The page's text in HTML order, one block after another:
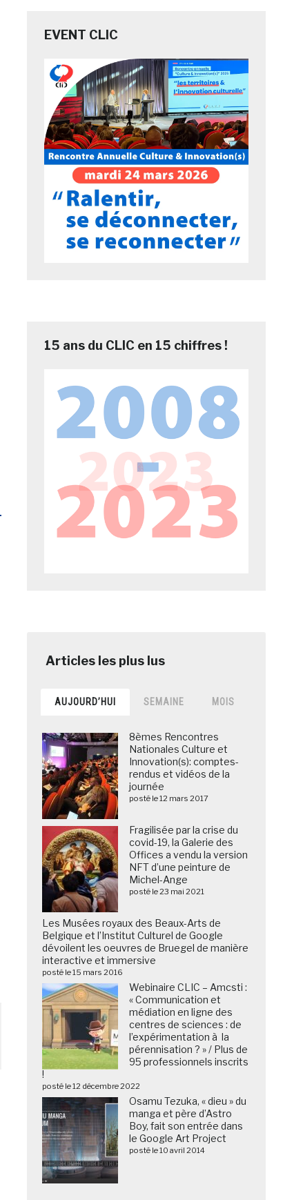
EVENT CLIC
15 ans du CLIC en 15 chiffres !
AUJOURD’HUI SEMAINE MOIS
8èmes Rencontres
Nationales Culture et
Innovation(s): comptes-
rendus et vidéos de la
journée
posté le 12 mars 2017
Fragilisée par la crise du
covid-19, la Galerie des
Offices a vendu la version
NFT d’une peinture de
Michel-Ange
posté le 23 mai 2021
Les Musées royaux des Beaux-Arts de
Belgique et l’Institut Culturel de Google
dévoilent les oeuvres de Bruegel de manière
interactive et immersive
posté le 15 mars 2016
Webinaire CLIC – Amcsti :
« Communication et
médiation en ligne des
centres de sciences : de
l’expérimentation à la
pérennisation ? » / Plus de
95 professionnels inscrits
!
posté le 12 décembre 2022
Osamu Tezuka, « dieu » du
manga et père d’Astro
Boy, fait son entrée dans
le Google Art Project
posté le 10 avril 2014